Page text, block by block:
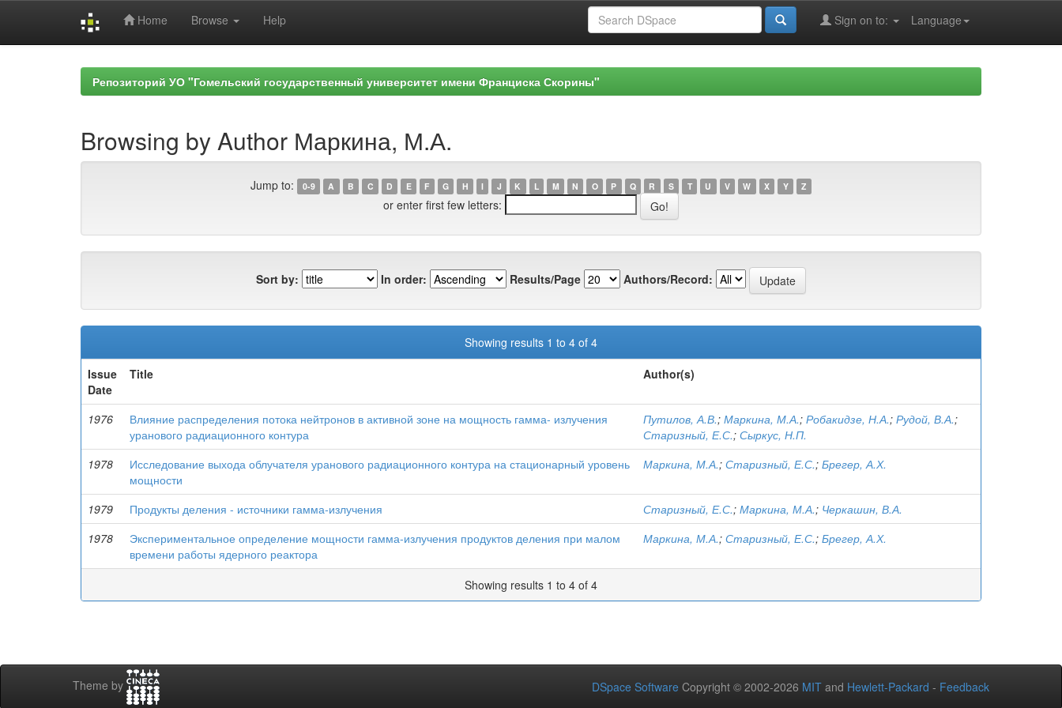
Home Browse Help Language
Sign on to:
Репозиторий УО "Гомельский государственный университет имени Франциска Скорины"
Browsing by Author Маркина, М.А.
Jump to: 0-9 A B C D E F G H I J K L M N O P Q R S T U V W X Y Z
or enter first few letters:
Sort by: In order: Results/Page Authors/Record:
Showing results 1 to 4 of 4
Issue
Date
Title Author(s)
1976
Влияние распределения потока нейтронов в активной зоне на мощность гамма- излучения
уранового радиационного контура
Путилов, А.В.; Маркина, М.А.; Робакидзе, Н.А.; Рудой, В.А.;
Старизный, Е.С.; Сыркус, Н.П.
1978
Исследование выхода облучателя уранового радиационного контура на стационарный уровень
мощности
Маркина, М.А.; Старизный, Е.С.; Брегер, А.Х.
1979 Продукты деления - источники гамма-излучения Старизный, Е.С.; Маркина, М.А.; Черкашин, В.А.
1978
Экспериментальное определение мощности гамма-излучения продуктов деления при малом
времени работы ядерного реактора
Маркина, М.А.; Старизный, Е.С.; Брегер, А.Х.
Showing results 1 to 4 of 4
Theme by DSpace Software Copyright © 2002-2026 MIT and Hewlett-Packard - Feedback